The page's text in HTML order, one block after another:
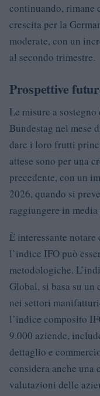
continuando, rimane
crescita per la
moderate, con un
al secondo trimestre.
Prospettive
Le misure a
Bundestag nel mese
dare i loro frutti
attese sono per una
precedente, con un
2026, quando si
raggiungere in media
È interessante
l’indice IFO può
metodologiche.
Global, si basa su
nei settori
l’indice composito
9.000 aziende,
dettaglio e
considera anche una
valutazioni delle